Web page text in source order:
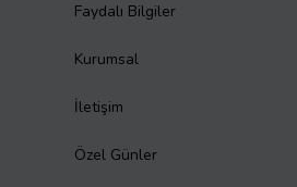
Faydalı Bilgiler
Kurumsal
İletişim
Özel Günler